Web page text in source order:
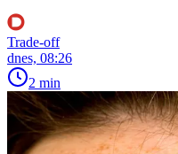
Trade-off
dnes, 08:26
2 min